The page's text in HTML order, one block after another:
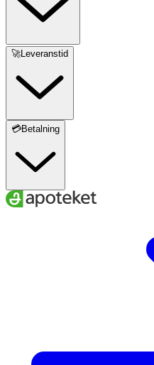
🚀Leveranstid
💳Betalning